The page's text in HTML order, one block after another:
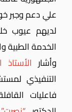
علي دعم وجبر
لديهم عيوب
الخدمة الطبية
وأشار
التنفيذي
فاعليات